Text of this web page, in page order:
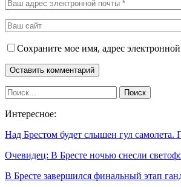
Сохраните мое имя, адрес
Интересное:
Над Брестом будет слышен гул самолета.
Очевидец: В Бресте ночью снесли
В Бресте завершился финальный этап